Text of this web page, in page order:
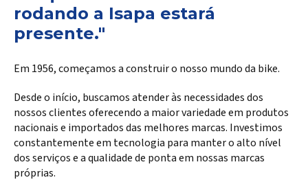
rodando a Isapa estará
presente."
Em 1956, começamos a construir o nosso mundo da bike.
Desde o início, buscamos atender às necessidades dos
nossos clientes oferecendo a maior variedade em produtos
nacionais e importados das melhores marcas. Investimos
constantemente em tecnologia para manter o alto nível
dos serviços e a qualidade de ponta em nossas marcas
próprias.